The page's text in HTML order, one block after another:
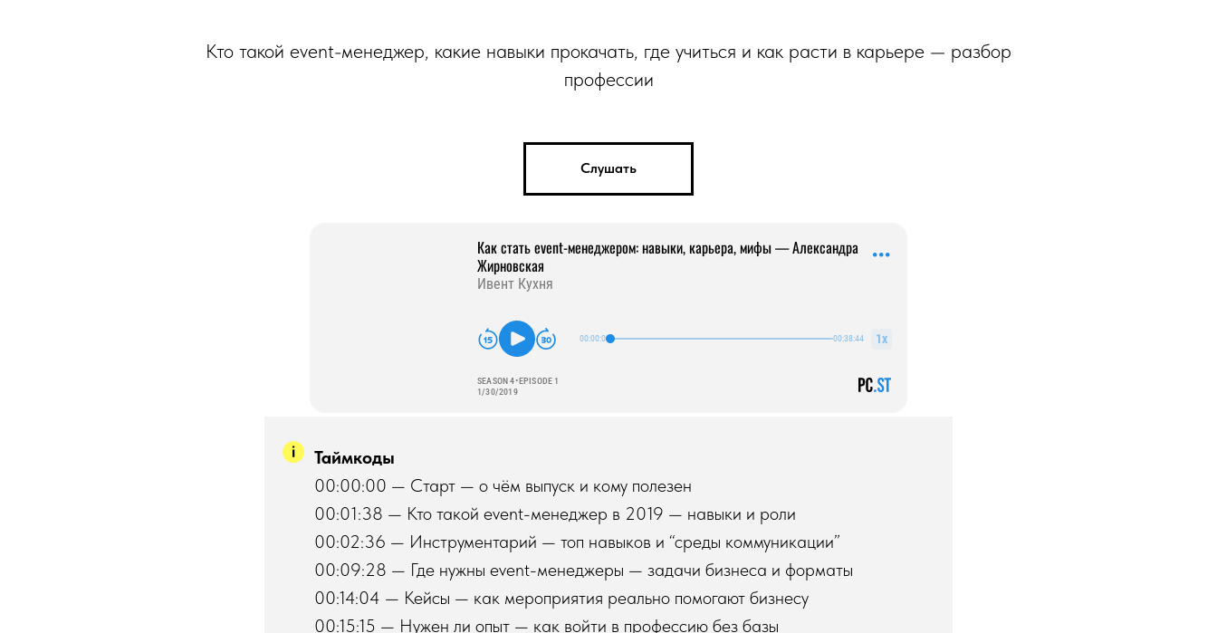
Кто такой event-менеджер, какие навыки прокачать, где учиться и как расти в карьере — разбор
профессии
Слушать
Таймкоды
00:00:00 — Старт — о чём выпуск и кому полезен
00:01:38 — Кто такой event-менеджер в 2019 — навыки и роли
00:02:36 — Инструментарий — топ навыков и “среды коммуникации”
00:09:28 — Где нужны event-менеджеры — задачи бизнеса и форматы
00:14:04 — Кейсы — как мероприятия реально помогают бизнесу
00:15:15 — Нужен ли опыт — как войти в профессию без базы